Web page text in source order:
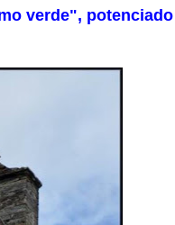
verde",